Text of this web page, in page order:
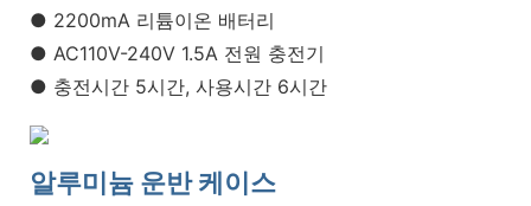
● 2200mA 리튬이온 배터리
● AC110V-240V 1.5A 전원 충전기
● 충전시간 5시간, 사용시간 6시간
알루미늄 운반 케이스